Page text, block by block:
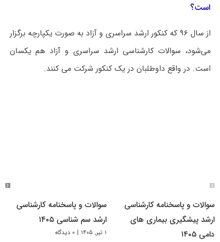
است؟
از سال ۹۶ که کنکور ارشد سراسری و آزاد به صورت یکپارچه برگزار
می‌شود، سوالات کارشناسی ارشد سراسری و آزاد هم یکسان
است. در واقع داوطلبان در یک کنکور شرکت می کنند.
سوالات و پاسخنامه کارشناسی
ارشد پیشگیری بیماری های
دامی ۱۴۰۵
سوالات و پاسخنامه کارشناسی
ارشد سم شناسی ۱۴۰۵
۱ تیر, ۱۴۰۵ | ۰ دیدگاه